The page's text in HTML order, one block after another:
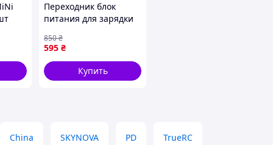
Переходник блок
питания для зарядки
батареи 2 TYPE – C
выходы (PowerHub)
595 ₴
850₴
Купить
China SKYNOVA PD TrueRC